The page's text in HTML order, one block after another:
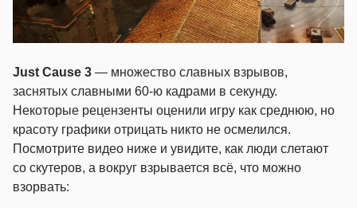
Just Cause 3 — множество славных взрывов,
заснятых славными 60-ю кадрами в секунду.
Некоторые рецензенты оценили игру как среднюю, но
красоту графики отрицать никто не осмелился.
Посмотрите видео ниже и увидите, как люди слетают
со скутеров, а вокруг взрывается всё, что можно
взорвать: